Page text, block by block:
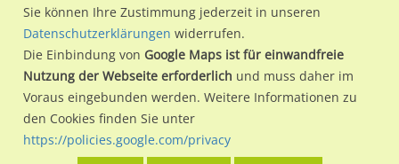
Stuttgart, Landeshauptstadt.
Wir erheben für jede unserer Werbeflächen individuelle und
aktuelleStandortinformationenundLeistungswerte. Damit
kannst du dich schon vor der Buchung im Detail über den
Standort, seine Reichweite und Werbewirkung sowie
eventuelle Beschränkungen in den zugelassenen
Werbeinhalten informieren.
Sie können Ihre Zustimmung jederzeit in unseren
Datenschutzerklärungen widerrufen.
Die Einbindung von Google Maps ist für einwandfreie
Nutzung der Webseite erforderlich und muss daher im
Voraus eingebunden werden. Weitere Informationen zu
den Cookies finden Sie unter
https://policies.google.com/privacy